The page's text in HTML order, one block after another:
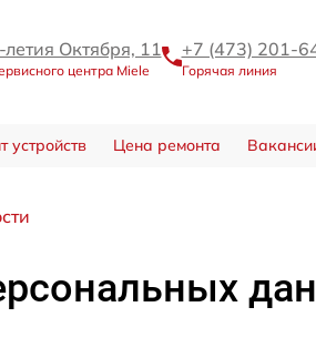
Октября, 11
центра Miele
+7 (473) 201-
Горячая линия
устройств Цена ремонта